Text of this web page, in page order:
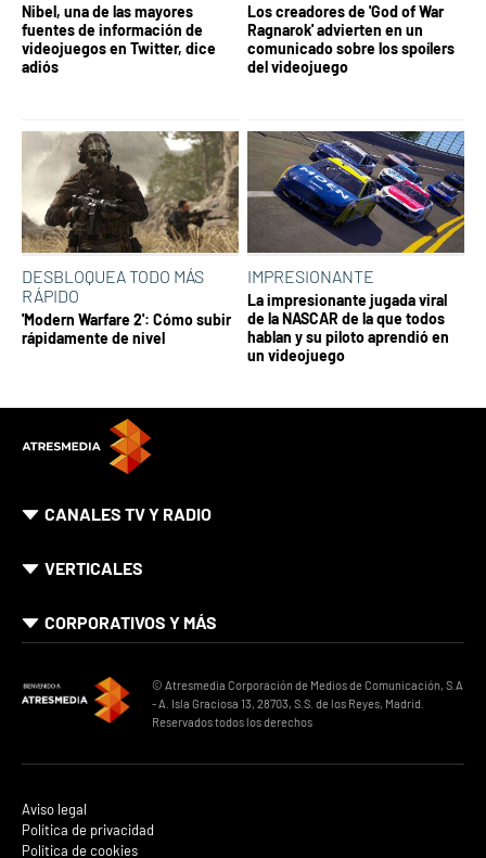
Nibel, una de las mayores
fuentes de información de
videojuegos en Twitter, dice
adiós
Los creadores de 'God of War
Ragnarok' advierten en un
comunicado sobre los spoílers
del videojuego
DESBLOQUEA TODO MÁS
RÁPIDO
'Modern Warfare 2': Cómo subir
rápidamente de nivel
IMPRESIONANTE
La impresionante jugada viral
de la NASCAR de la que todos
hablan y su piloto aprendió en
un videojuego
CANALES TV Y RADIO
VERTICALES
CORPORATIVOS Y MÁS
© Atresmedia Corporación de Medios de Comunicación, S.A
- A. Isla Graciosa 13, 28703, S.S. de los Reyes, Madrid.
Reservados todos los derechos
Aviso legal
Política de privacidad
Política de cookies